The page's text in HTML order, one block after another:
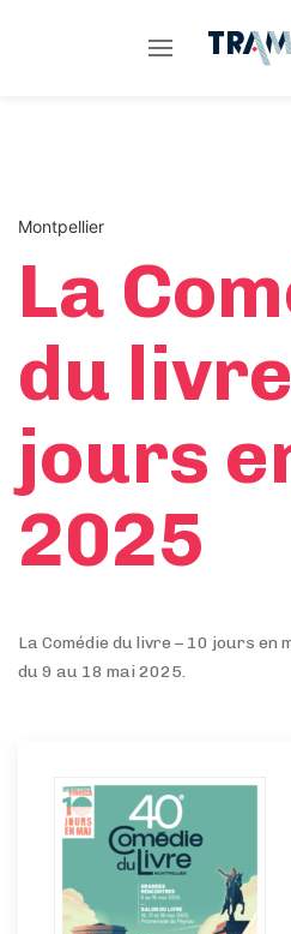
Montpellier
La
du
jours
2025
La Comédie du livre – 10 jours
du 9 au 18 mai 2025.